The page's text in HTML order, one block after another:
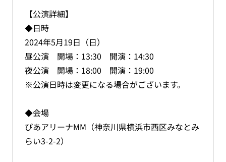
【公演詳細】
◆日時
2024年5月19日（日）
昼公演 開場：13:30 開演：14:30
夜公演 開場：18:00 開演：19:00
※公演日時は変更になる場合がございます。
◆会場
ぴあアリーナMM（神奈川県横浜市西区みなとみ
らい3-2-2）